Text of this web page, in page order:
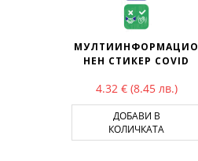
МУЛТИИНФОРМАЦИО
НЕН СТИКЕР COVID
4.32 € (8.45 лв.)
ДОБАВИ В
КОЛИЧКАТА